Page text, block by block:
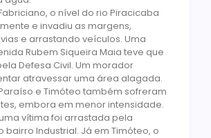
o nível do rio Piracicaba
e invadiu as margens,
e arrastando veículos. Uma
Rubem Siqueira Maia teve que
Defesa Civil. Um morador
atravessar uma área alagada.
e Timóteo também sofreram
embora em menor intensidade.
vítima foi arrastada pela
bairro Industrial. Já em Timóteo, o